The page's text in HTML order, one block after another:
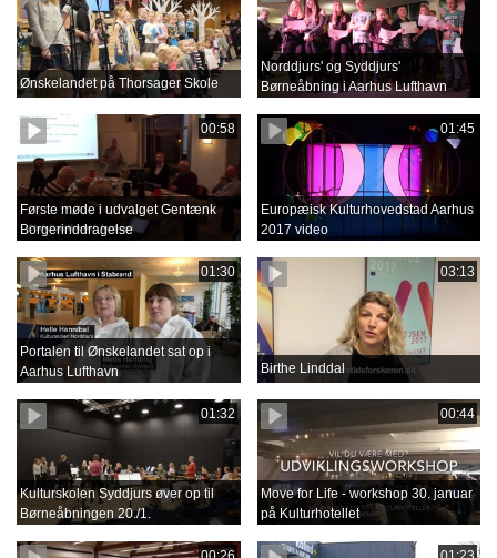
Ønskelandet på Thorsager Skole
Norddjurs' og Syddjurs'
Børneåbning i Aarhus Lufthavn
00:58
Første møde i udvalget Gentænk
Borgerinddragelse
01:45
Europæisk Kulturhovedstad Aarhus
2017 video
01:30
Portalen til Ønskelandet sat op i
Aarhus Lufthavn
03:13
Birthe Linddal
01:32
Kulturskolen Syddjurs øver op til
Børneåbningen 20./1.
00:44
Move for Life - workshop 30. januar
på Kulturhotellet